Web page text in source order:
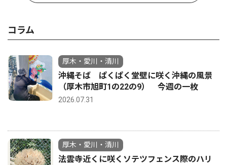
コラム
厚木・愛川・清川
沖縄そば ぱくぱく堂壁に咲く沖縄の風景
（厚木市旭町1の22の9） 今週の一枚
2026.07.31
厚木・愛川・清川
法雲寺近くに咲くソテツフェンス際のハリ